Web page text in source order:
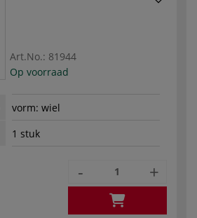
Art.No.: 81944
Op voorraad
vorm: wiel
1 stuk
- +